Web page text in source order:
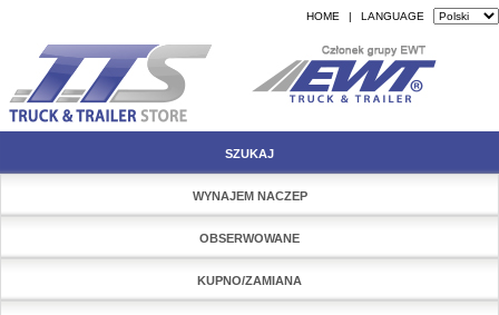
HOME | LANGUAGE
SZUKAJ
WYNAJEM NACZEP
OBSERWOWANE
KUPNO/ZAMIANA